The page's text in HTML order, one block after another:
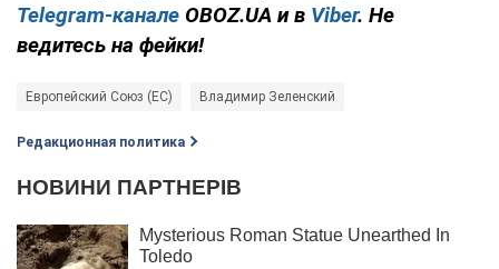
Telegram-канале OBOZ.UA и в Viber. Не
ведитесь на фейки!
Европейский Союз (ЕС) Владимир Зеленский
Редакционная политика